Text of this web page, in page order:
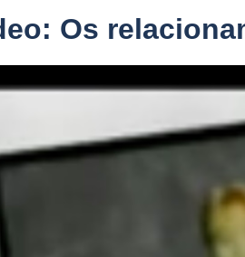
Os